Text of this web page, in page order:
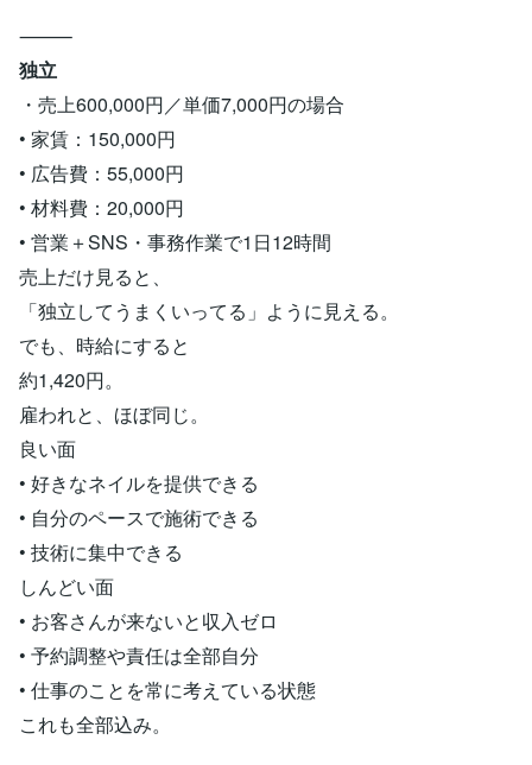
⸻
独立
・売上600,000円／単価7,000円の場合
• 家賃：150,000円
• 広告費：55,000円
• 材料費：20,000円
• 営業＋SNS・事務作業で1日12時間
売上だけ見ると、
「独立してうまくいってる」ように見える。
でも、時給にすると
約1,420円。
雇われと、ほぼ同じ。
良い面
• 好きなネイルを提供できる
• 自分のペースで施術できる
• 技術に集中できる
しんどい面
• お客さんが来ないと収入ゼロ
• 予約調整や責任は全部自分
• 仕事のことを常に考えている状態
これも全部込み。